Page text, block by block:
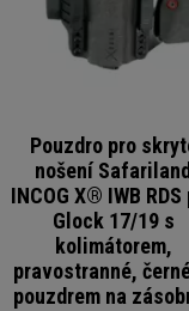
Pouzdro pro
nošení Safariland
INCOG X® IWB RDS
Glock 17/19 s
kolimátorem,
pravostranné,
pouzdrem na